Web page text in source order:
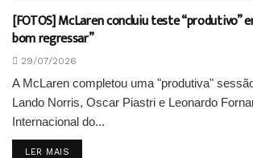
[FOTOS] McLaren concluiu teste “produtivo”
bom regressar”
29/07/2026
A McLaren completou uma "produtiva"
Lando Norris, Oscar Piastri e Leonardo
Internacional do...
LER MAIS